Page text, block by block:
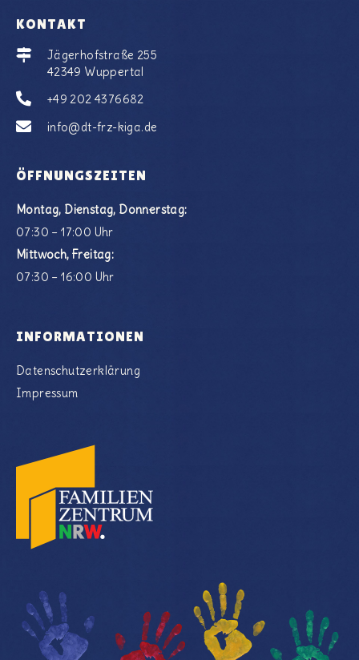
KONTAKT
Jägerhofstraße 255
42349 Wuppertal
+49 202 4376682
info@dt-frz-kiga.de
ÖFFNUNGSZEITEN
Montag, Dienstag, Donnerstag:
07:30 – 17:00 Uhr
Mittwoch, Freitag:
07:30 – 16:00 Uhr
INFORMATIONEN
Datenschutzerklärung
Impressum